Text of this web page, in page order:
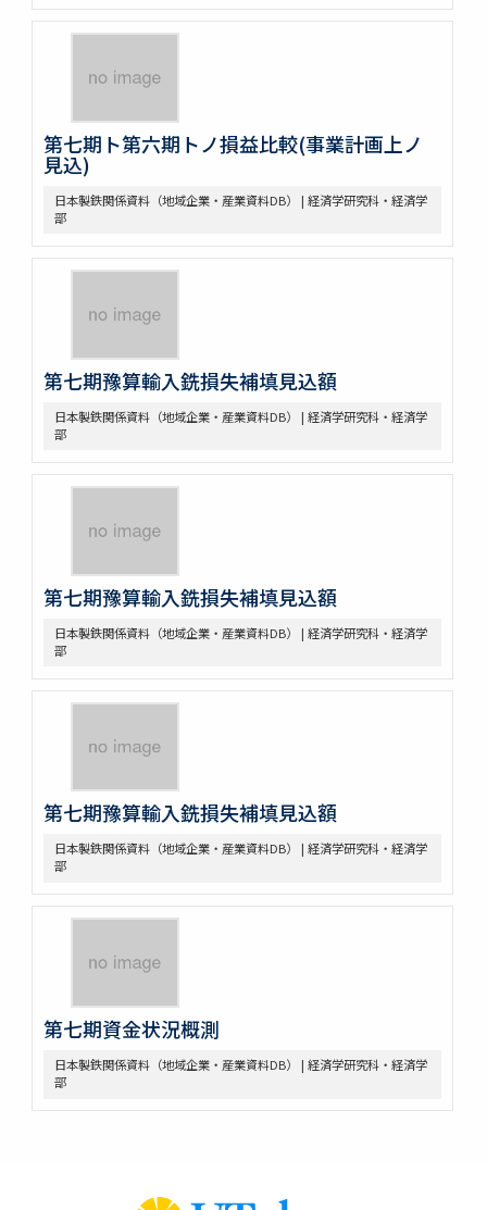
第七期ト第六期トノ損益比較(事業計画上ノ
見込)
日本製鉄関係資料（地域企業・産業資料DB） | 経済学研究科・経済学
部
第七期豫算輸入銑損失補填見込額
日本製鉄関係資料（地域企業・産業資料DB） | 経済学研究科・経済学
部
第七期豫算輸入銑損失補填見込額
日本製鉄関係資料（地域企業・産業資料DB） | 経済学研究科・経済学
部
第七期豫算輸入銑損失補填見込額
日本製鉄関係資料（地域企業・産業資料DB） | 経済学研究科・経済学
部
第七期資金状況概測
日本製鉄関係資料（地域企業・産業資料DB） | 経済学研究科・経済学
部